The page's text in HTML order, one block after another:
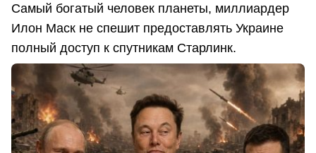
Самый богатый человек планеты, миллиардер
Илон Маск не спешит предоставлять Украине
полный доступ к спутникам Старлинк.